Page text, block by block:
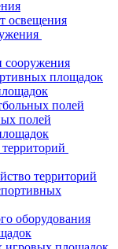
освещения
площадок
полей
полей
территорий
оборудования